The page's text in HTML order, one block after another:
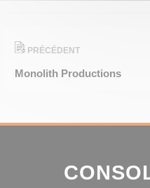
PRÉCÉDENT
Monolith Productions